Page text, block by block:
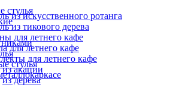
из искусственного ротанга
из тикового дерева
для летнего кафе
для летнего кафе
для летнего кафе
из акации
из дерева
стулья
стулья